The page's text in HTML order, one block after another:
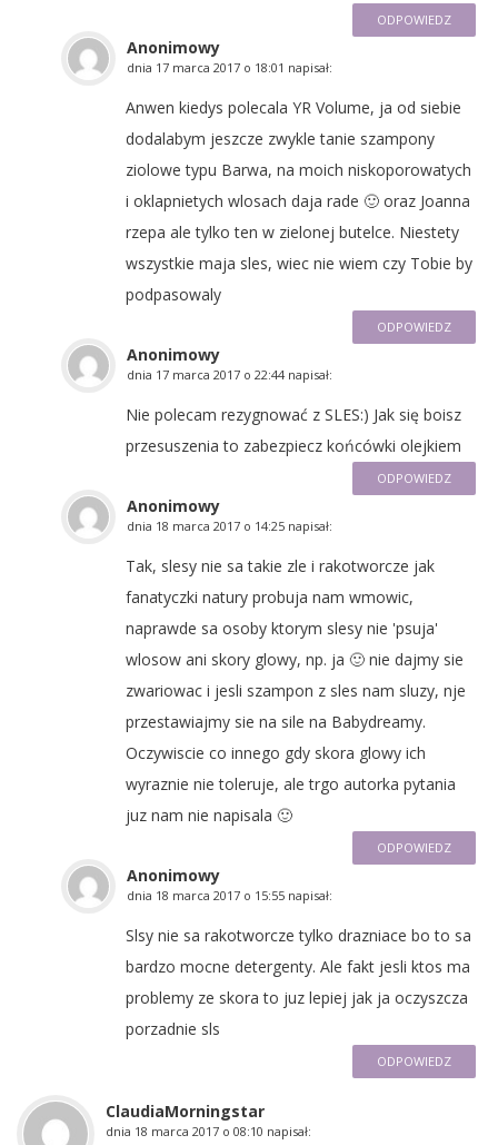
ODPOWIEDZ
Anonimowy
dnia 17 marca 2017 o 18:01 napisał:
Anwen kiedys polecala YR Volume, ja od siebie
dodalabym jeszcze zwykle tanie szampony
ziolowe typu Barwa, na moich niskoporowatych
i oklapnietych wlosach daja rade 🙂 oraz Joanna
rzepa ale tylko ten w zielonej butelce. Niestety
wszystkie maja sles, wiec nie wiem czy Tobie by
podpasowaly
ODPOWIEDZ
Anonimowy
dnia 17 marca 2017 o 22:44 napisał:
Nie polecam rezygnować z SLES:) Jak się boisz
przesuszenia to zabezpiecz końcówki olejkiem
ODPOWIEDZ
Anonimowy
dnia 18 marca 2017 o 14:25 napisał:
Tak, slesy nie sa takie zle i rakotworcze jak
fanatyczki natury probuja nam wmowic,
naprawde sa osoby ktorym slesy nie 'psuja'
wlosow ani skory glowy, np. ja 🙂 nie dajmy sie
zwariowac i jesli szampon z sles nam sluzy, nje
przestawiajmy sie na sile na Babydreamy.
Oczywiscie co innego gdy skora glowy ich
wyraznie nie toleruje, ale trgo autorka pytania
juz nam nie napisala 🙂
ODPOWIEDZ
Anonimowy
dnia 18 marca 2017 o 15:55 napisał:
Slsy nie sa rakotworcze tylko drazniace bo to sa
bardzo mocne detergenty. Ale fakt jesli ktos ma
problemy ze skora to juz lepiej jak ja oczyszcza
porzadnie sls
ODPOWIEDZ
ClaudiaMorningstar
dnia 18 marca 2017 o 08:10 napisał: